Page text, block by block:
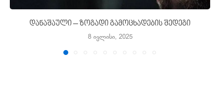
დანაშაული – ზოგადი გამოცხადების შედეგი
8 ივლისი, 2025